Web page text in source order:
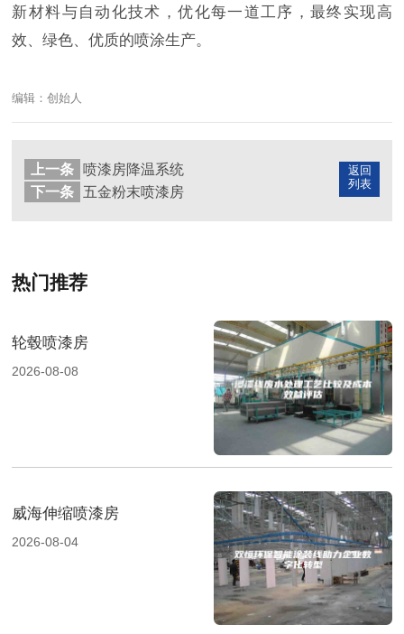
新材料与自动化技术，优化每一道工序，最终实现高
效、绿色、优质的喷涂生产。
编辑：创始人
返回
列表
上一条
喷漆房降温系统
下一条
五金粉末喷漆房
热门推荐
轮毂喷漆房
2026-08-08
威海伸缩喷漆房
2026-08-04